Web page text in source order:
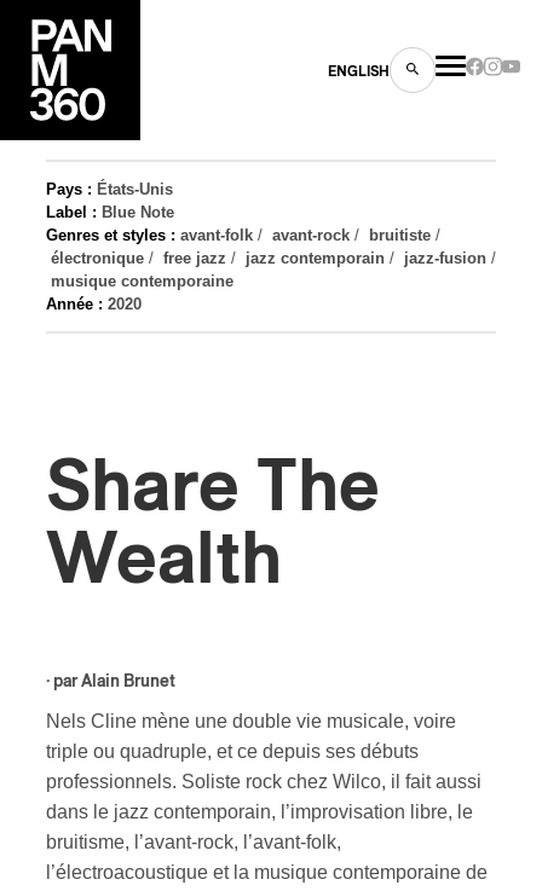
ENGLISH
Pays : États-Unis
Label : Blue Note
Genres et styles : avant-folk / avant-rock / bruitiste /
électronique / free jazz / jazz contemporain / jazz-fusion /
musique contemporaine
Année : 2020
Share The
Wealth
· parAlain Brunet
Nels Cline mène une double vie musicale, voire
triple ou quadruple, et ce depuis ses débuts
professionnels. Soliste rock chez Wilco, il fait aussi
dans le jazz contemporain, l’improvisation libre, le
bruitisme, l’avant-rock, l’avant-folk,
l’électroacoustique et la musique contemporaine de